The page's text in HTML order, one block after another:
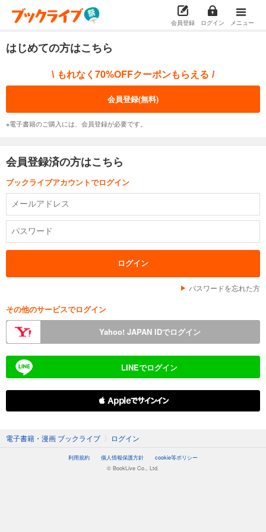
会員登録 ログイン メニュー
はじめての方はこちら
\ もれなく70%OFFクーポンもらえる /
会員登録(無料)
※電子書籍のご購入には、会員登録が必要です。
会員登録済の方はこちら
ブックライブアカウントでログイン
パスワードを忘れた方
その他のサービスでログイン
Yahoo! JAPAN IDでログイン
LINEでログイン
 Appleでサインイン
電子書籍・漫画 ブックライブ 〉 ログイン
利用規約 個人情報保護方針
cookie等ポリシー
© BookLive Co., Ltd.